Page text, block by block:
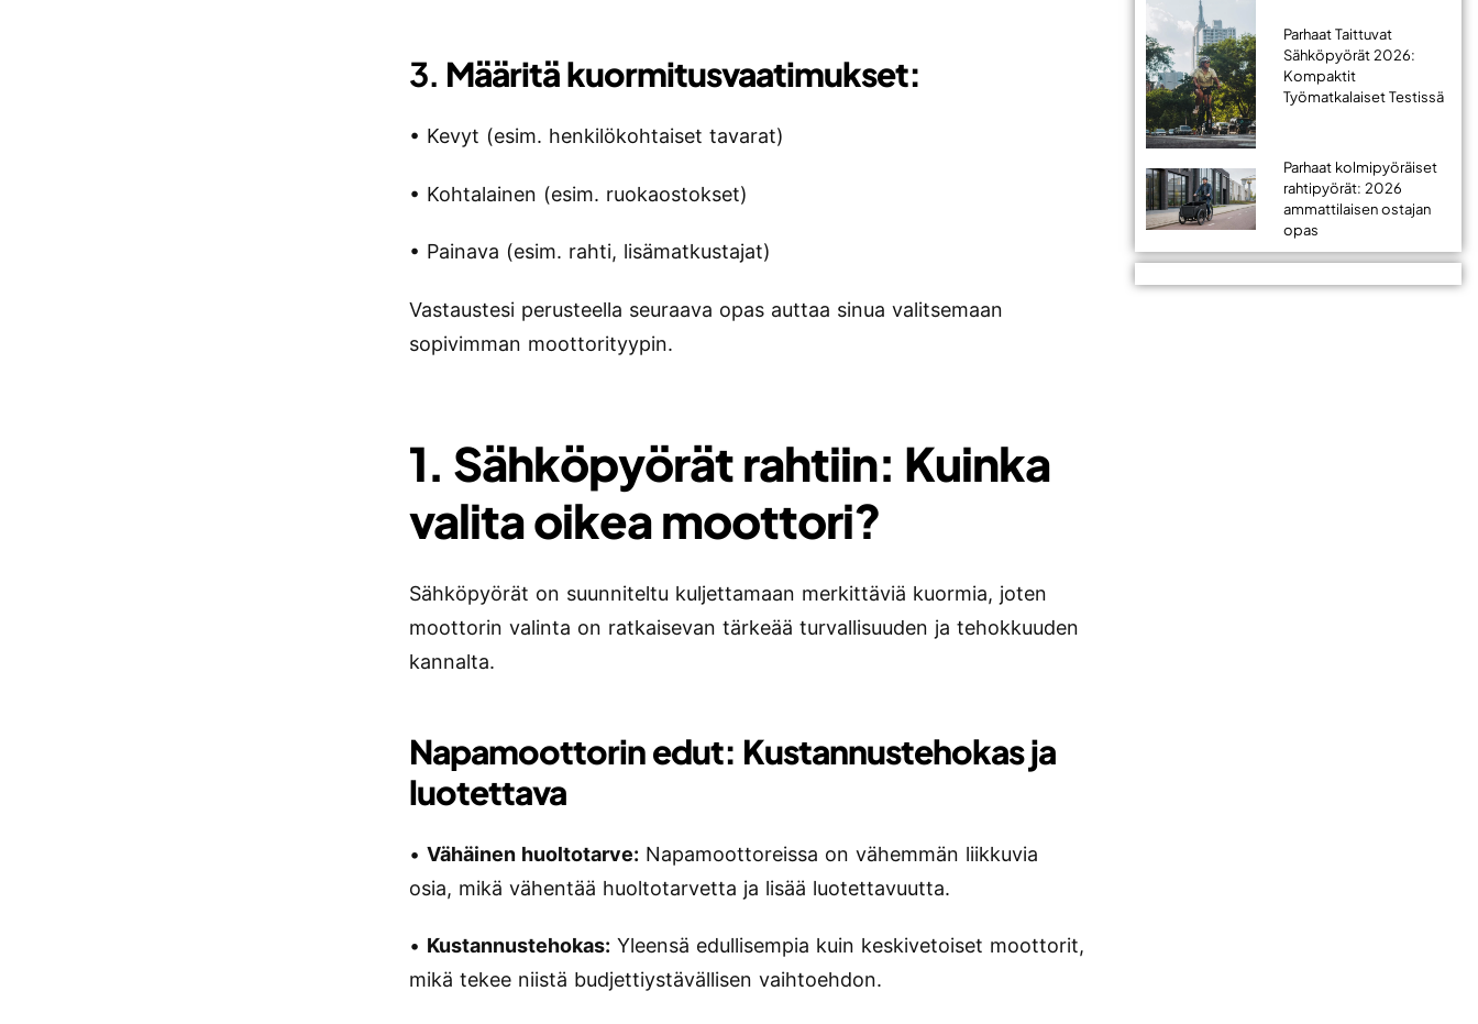
3. Määritä kuormitusvaatimukset:
• Kevyt (esim. henkilökohtaiset tavarat)
• Kohtalainen (esim. ruokaostokset)
• Painava (esim. rahti, lisämatkustajat)
Vastaustesi perusteella seuraava opas auttaa sinua valitsemaan
sopivimman moottorityypin.
1. Sähköpyörät rahtiin: Kuinka
valita oikea moottori?
Sähköpyörät on suunniteltu kuljettamaan merkittäviä kuormia, joten
moottorin valinta on ratkaisevan tärkeää turvallisuuden ja tehokkuuden
kannalta.
Napamoottorin edut: Kustannustehokas ja
luotettava
•Vähäinen huoltotarve: Napamoottoreissa on vähemmän liikkuvia
osia, mikä vähentää huoltotarvetta ja lisää luotettavuutta.
• Kustannustehokas: Yleensä edullisempia kuin keskivetoiset moottorit,
mikä tekee niistä budjettiystävällisen vaihtoehdon.
Parhaat Taittuvat
Sähköpyörät 2026:
Kompaktit
Työmatkalaiset Testissä
Parhaat kolmipyöräiset
rahtipyörät: 2026
ammattilaisen ostajan
opas